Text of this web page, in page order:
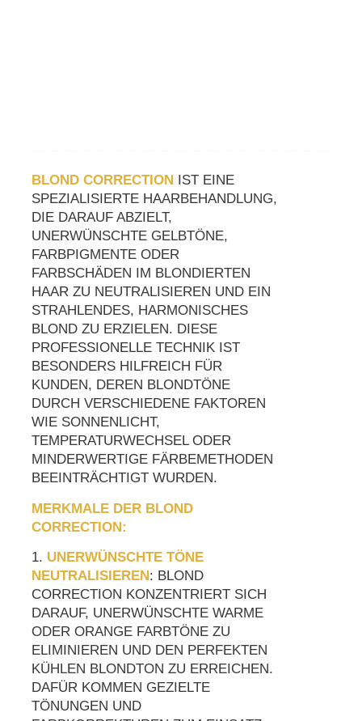
BLOND CORRECTION
IST EINE
SPEZIALISIERTE HAARBEHANDLUNG,
DIE DARAUF ABZIELT,
UNERWÜNSCHTE GELBTÖNE,
FARBPIGMENTE ODER
FARBSCHÄDEN IM BLONDIERTEN
HAAR ZU NEUTRALISIEREN UND EIN
STRAHLENDES, HARMONISCHES
BLOND ZU ERZIELEN. DIESE
PROFESSIONELLE TECHNIK IST
BESONDERS HILFREICH FÜR
KUNDEN, DEREN BLONDTÖNE
DURCH VERSCHIEDENE FAKTOREN
WIE SONNENLICHT,
TEMPERATURWECHSEL ODER
MINDERWERTIGE FÄRBEMETHODEN
BEEINTRÄCHTIGT WURDEN.
MERKMALE DER BLOND
CORRECTION:
1. UNERWÜNSCHTE TÖNE
NEUTRALISIEREN: BLOND
CORRECTION KONZENTRIERT SICH
DARAUF, UNERWÜNSCHTE WARME
ODER ORANGE FARBTÖNE ZU
ELIMINIEREN UND DEN PERFEKTEN
KÜHLEN BLONDTON ZU ERREICHEN.
DAFÜR KOMMEN GEZIELTE
TÖNUNGEN UND